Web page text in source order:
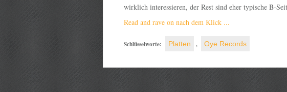
wirklich interessieren, der Rest sind eher typische B-
Read and rave on nach dem Klick ...
Schlüsselworte: Platten , Oye Records